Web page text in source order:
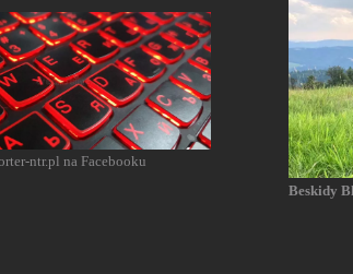
ntr.pl na Facebooku
Beskidy